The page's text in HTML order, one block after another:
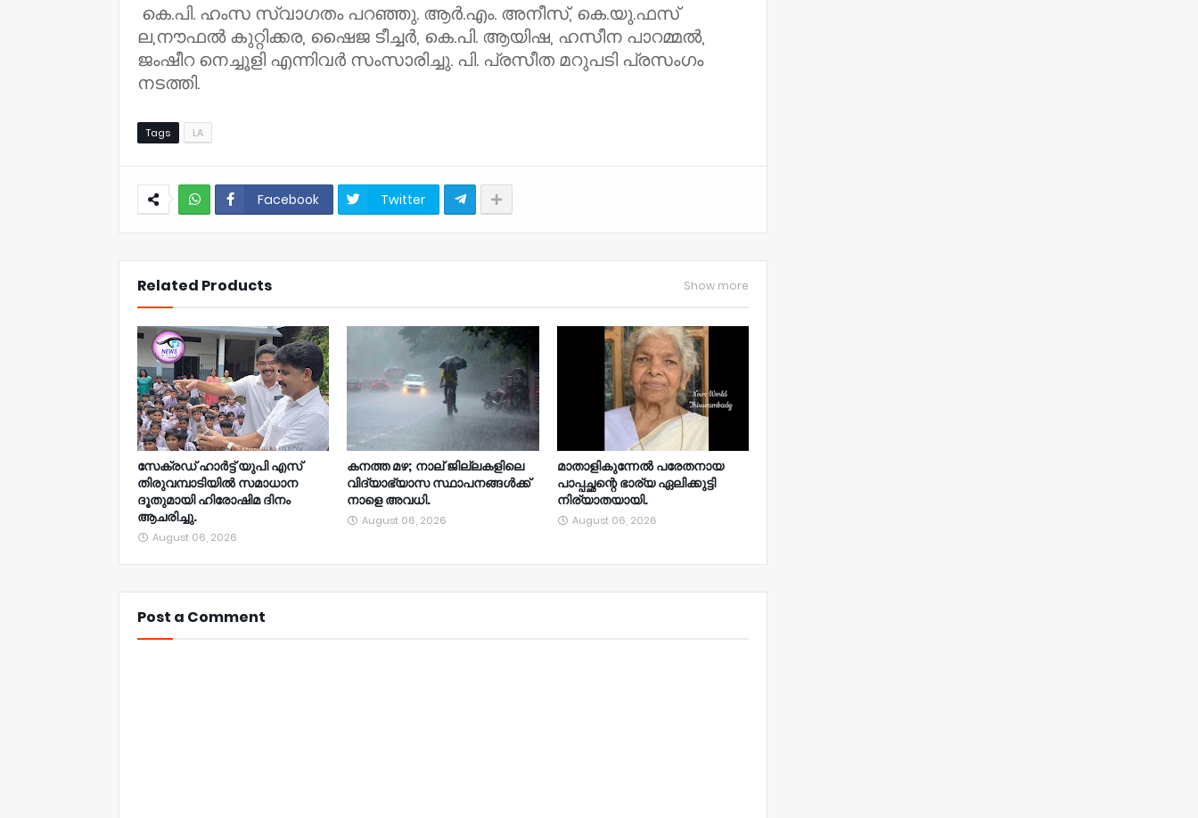
കെ.പി. ഹംസ സ്വാഗതം പറഞ്ഞു. ആർ.എം. അനീസ്, കെ.യു.ഫസ്
ല,നൗഫൽ കുറ്റിക്കര, ഷൈജ ടീച്ചർ, കെ.പി. ആയിഷ, ഹസീന പാറമ്മൽ,
ജംഷീറ നെച്ചൂളി എന്നിവർ സംസാരിച്ചു. പി. പ്രസീത മറുപടി പ്രസംഗം
നടത്തി.
Tags LA
Facebook Twitter
Related Products Show more
സേക്രഡ് ഹാർട്ട് യുപി എസ്
തിരുവമ്പാടിയിൽ സമാധാന
ദൂതുമായി ഹിരോഷിമ ദിനം
ആചരിച്ചു.
August 06, 2026
കനത്ത മഴ; നാല്‌ ജില്ലകളിലെ
വിദ്യാഭ്യാസ സ്ഥാപനങ്ങൾക്ക്
നാളെ അവധി.
August 06, 2026
മാതാളികുന്നേൽ പരേതനായ
പാപ്പച്ഛന്റെ ഭാര്യ ഏലിക്കുട്ടി
നിര്യാതയായി.
August 06, 2026
Post a Comment